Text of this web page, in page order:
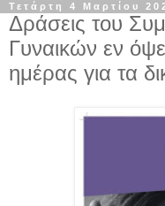
Τετάρτη 4 Μαρτίου
Δράσεις του
Γυναικών εν
ημέρας για τα